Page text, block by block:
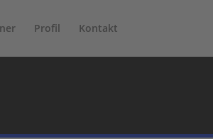
Profil Kontakt